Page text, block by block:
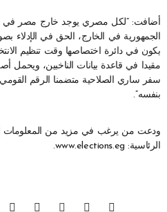
أضافت: “لكل مصري يوجد خارج مصر في
الجمهورية في الخارج، الحق في الإدلاء
يكون في دائرة اختصاصها وقت تنظيم
مقيدا في قاعدة بيانات الناخبين،
سفر ساري الصلاحية متضمنا الرقم
بنفسه”.
ودعت من يرغب في مزيد من المعلومات
الرئاسية: www.elections.eg.